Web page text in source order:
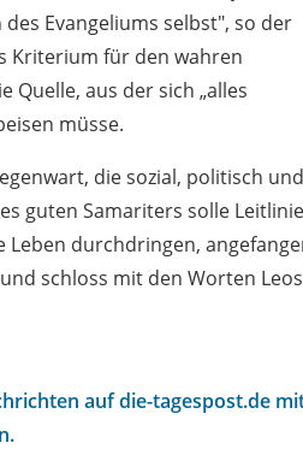
Evangeliums selbst", so der
Kriterium für den wahren
Quelle, aus der sich „alles
müsse.
die sozial, politisch und
guten Samariters solle Leitlinie
durchdringen,
schloss mit den Worten Leos
auf die-tagespost.de